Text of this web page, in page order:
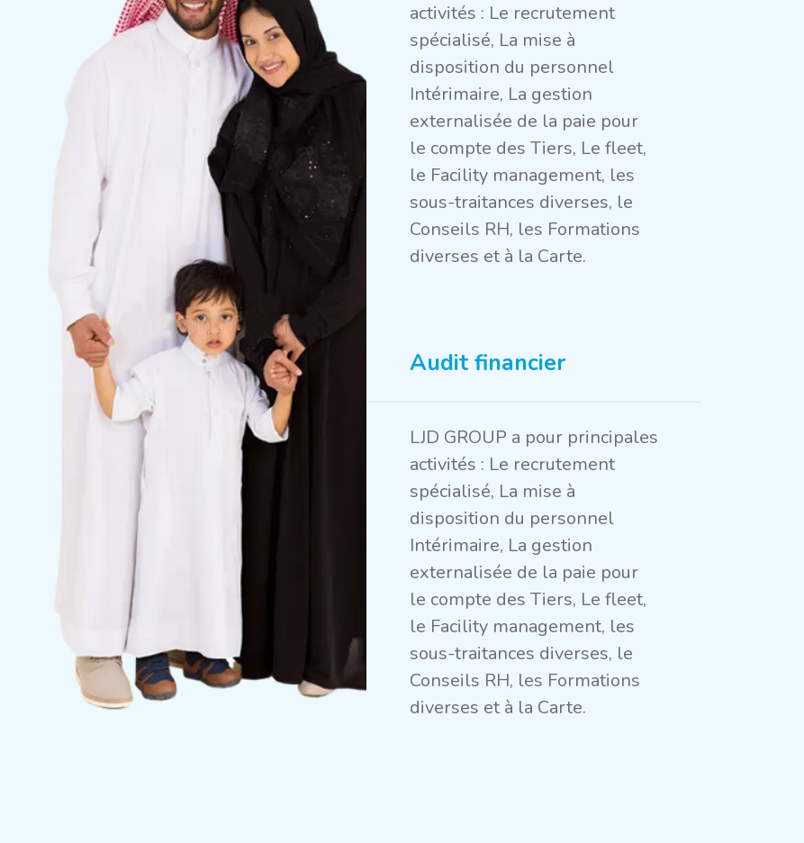
activités : Le recrutement
spécialisé, La mise à
disposition du personnel
Intérimaire, La gestion
externalisée de la paie pour
le compte des Tiers, Le fleet,
le Facility management, les
sous-traitances diverses, le
Conseils RH, les Formations
diverses et à la Carte.
Audit financier
LJD GROUP a pour principales
activités : Le recrutement
spécialisé, La mise à
disposition du personnel
Intérimaire, La gestion
externalisée de la paie pour
le compte des Tiers, Le fleet,
le Facility management, les
sous-traitances diverses, le
Conseils RH, les Formations
diverses et à la Carte.